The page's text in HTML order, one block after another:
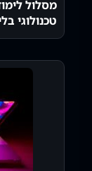
מסלול
טכנולוגי